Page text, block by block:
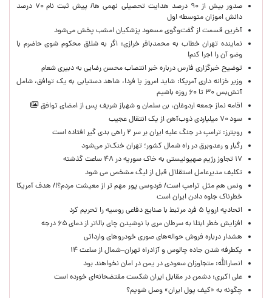
صدور بیش از ۹۰ درصد هدایت تحصیلی نهمی ها/ پیش ثبت نام ۷۰ درصد
دانش اموزان متوسطه اول
آخرین قسمت از گفت‌وگوی مسعود پزشکیان امشب پخش می‌شود
نماینده تهران خطاب به محمدباقر خرازی: اگر به شلاق محکوم شوی حاضرم با
وضو آن را اجرا کنم!
توضیح خبرگزاری فارس درباره خبر انتصاب محسن رضایی به دبیری شعام
وزیر خزانه داری آمریکا: شاید امروز یا فردا، شاهد دستیابی به یک توافق، شامل
آتش‌بس ۳۰ تا ۶۰ روزه باشیم
اقامه نماز جمعه اردوغان، بن ‌سلمان و شهباز شریف پس از امضای توافق
سود ۷۰ میلیاردی ذوب‌آهن از یک انتقال عجیب
رویترز: ترامپ در جنگ علیه ایران بر سر ۲ راهی بدی گیر افتاده است
رگبار و رعدوبرق در راه شمال کشور؛ تهران خنک‌تر می‌شود
۱۷ تجاوز رژیم صهیونیستی به خاک سوریه در ۴۸ ساعت گذشته
تکلیف مدیرعامل استقلال قبل از لیگ مشخص می شود
ونس هم مثل ترامپ است/ فردوسی پور مهم تر از معیشت مردم؟!/ هدف آمریکا
خطرناک جلوه دادن ایران است
اتحادیه اروپا ۵ فرد مرتبط با صنایع دفاعی روسیه را تحریم کرد
افزایش خطر ابتلا به سرطان مری با نوشیدن چای بالاتر از دمای ۶۵ درجه
هشدار درباره فروش حواله‌های صوری خودروهای وارداتی
یکطرفه شدن جاده چالوس و آزادراه تهران–شمال از ساعت ۱۴
انصارالله: متجاوزان سعودی در یمن در امان نخواهند بود
علی اکبری: دشمن در مقابل ایران شکست مفتضحانه‌ای خورده است
چگونه به «کیف پول ایران» وصل شویم؟